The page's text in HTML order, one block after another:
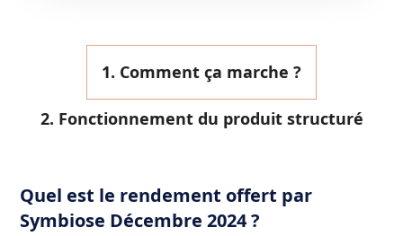
1. Comment ça marche ?
2. Fonctionnement du produit structuré
Quel est le rendement offert par
Symbiose Décembre 2024 ?